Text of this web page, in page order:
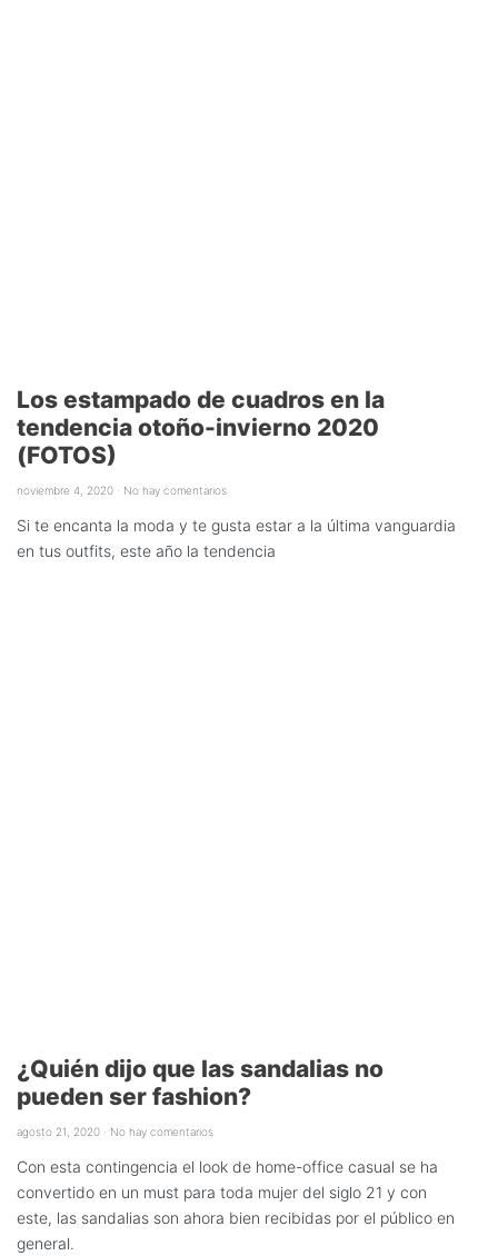
Los estampado de cuadros en la
tendencia otoño-invierno 2020
(FOTOS)
noviembre 4, 2020 No hay comentarios
Si te encanta la moda y te gusta estar a la última vanguardia
en tus outfits, este año la tendencia
¿Quién dijo que las sandalias no
pueden ser fashion?
agosto 21, 2020 No hay comentarios
Con esta contingencia el look de home-office casual se ha
convertido en un must para toda mujer del siglo 21 y con
este, las sandalias son ahora bien recibidas por el público en
general.